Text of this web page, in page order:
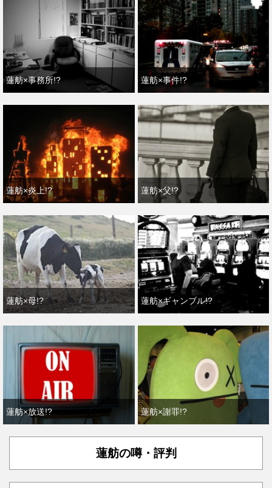
蓮舫×事務所!? 蓮舫×事件!?
蓮舫×炎上!? 蓮舫×父!?
蓮舫×母!? 蓮舫×ギャンブル!?
蓮舫×放送!? 蓮舫×謝罪!?
蓮舫の噂・評判